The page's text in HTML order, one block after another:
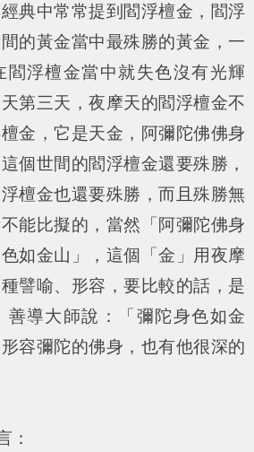
典中常常提到閻浮檀金，閻浮
的黃金當中最殊勝的黃金，一
閻浮檀金當中就失色沒有光輝
第三天，夜摩天的閻浮檀金不
金，它是天金，阿彌陀佛佛身
個世間的閻浮檀金還要殊勝，
檀金也還要殊勝，而且殊勝無
能比擬的，當然「阿彌陀佛身
如金山」，這個「金」用夜摩
譬喻、形容，要比較的話，是
善導大師說：「彌陀身色如金
容彌陀的佛身，也有他很深的
：